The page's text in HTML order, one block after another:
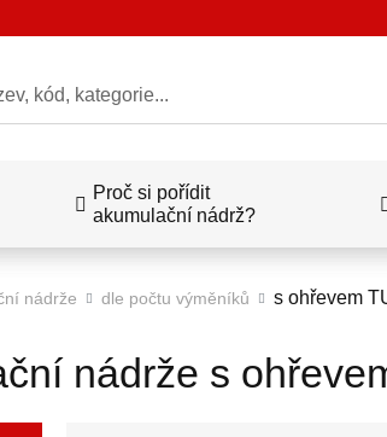
Proč si pořídit
akumulační nádrž?
nádrže dle počtu výměníků s ohřevem
nádrže s